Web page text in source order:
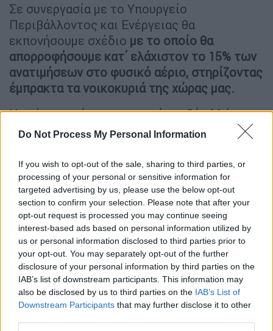
Do Not Process My Personal Information
If you wish to opt-out of the sale, sharing to third parties, or
processing of your personal or sensitive information for
targeted advertising by us, please use the below opt-out
section to confirm your selection. Please note that after your
opt-out request is processed you may continue seeing
interest-based ads based on personal information utilized by
us or personal information disclosed to third parties prior to
your opt-out. You may separately opt-out of the further
disclosure of your personal information by third parties on the
IAB’s list of downstream participants. This information may
also be disclosed by us to third parties on the IAB’s List of
Downstream Participants that may further disclose it to other
Σε συνεργασία με το Υπουργείο
Περιβάλλοντος και Ενέργειας θα
εκπονήσουμε σχέδιο με το οποίο θα
απορροφήσουμε κατ΄ ελάχιστον το 15% των
ανατιμήσεων στο φυσικό αέριο, στηρίζοντας
έμπρακτα τα νοικοκυριά της χώρας μας.
Η ενέργεια είναι κοινωνικό αγαθό αλλά και
βασική προϋπόθεση για την οικονομική
ΔΕΠΑ Εμπορίας είναι να την προσφέρει με
οικονομία και ασφάλεια σε όλους τους
Έλληνες.
Η ΔΕΠΑ Εμπορίας, χάρη στον νέο
επιχειρησιακό της σχεδιασμό, που την
καθιστά μια σύγχρονη, αποτελεσματική και
ολοκληρωμένη επιχείρηση ενέργειας, έχει
τη δυνατότητα να απορροφήσει προς
όφελος των οικιακών καταναλωτών, ένα
σημαντικό ποσοστό της αύξησης στη διεθνή